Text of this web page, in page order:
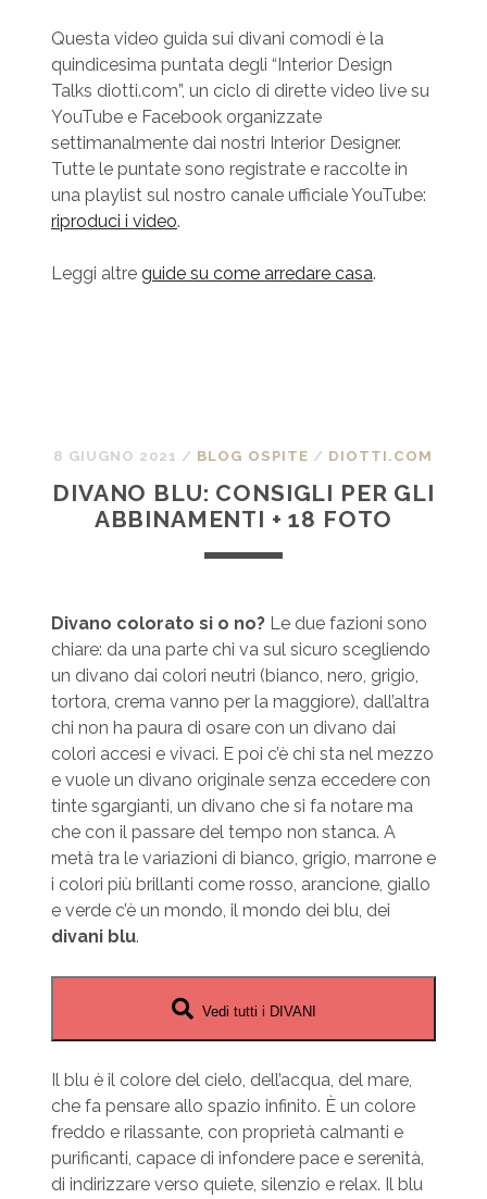
Questa video guida sui divani comodi è la
quindicesima puntata degli “Interior Design
Talks diotti.com”, un ciclo di dirette video live su
YouTube e Facebook organizzate
settimanalmente dai nostri Interior Designer.
Tutte le puntate sono registrate e raccolte in
una playlist sul nostro canale ufficiale YouTube:
riproduci i video.
Leggi altre guide su come arredare casa.
8 GIUGNO 2021 / BLOG OSPITE / DIOTTI.COM
DIVANO BLU: CONSIGLI PER GLI
ABBINAMENTI + 18 FOTO
Divano colorato si o no?Le due fazioni sono
chiare: da una parte chi va sul sicuro scegliendo
un divano dai colori neutri (bianco, nero, grigio,
tortora, crema vanno per la maggiore), dall’altra
chi non ha paura di osare con un divano dai
colori accesi e vivaci. E poi c’è chi sta nel mezzo
e vuole un divano originale senza eccedere con
tinte sgargianti, un divano che si fa notare ma
che con il passare del tempo non stanca. A
metà tra le variazioni di bianco, grigio, marrone e
i colori più brillanti come rosso, arancione, giallo
e verde c’è un mondo, il mondo dei blu, dei
divani blu.
Vedi tutti i DIVANI
Il blu è il colore del cielo, dell’acqua, del mare,
che fa pensare allo spazio infinito. È un colore
freddo e rilassante, con proprietà calmanti e
purificanti, capace di infondere pace e serenità,
di indirizzare verso quiete, silenzio e relax. Il blu